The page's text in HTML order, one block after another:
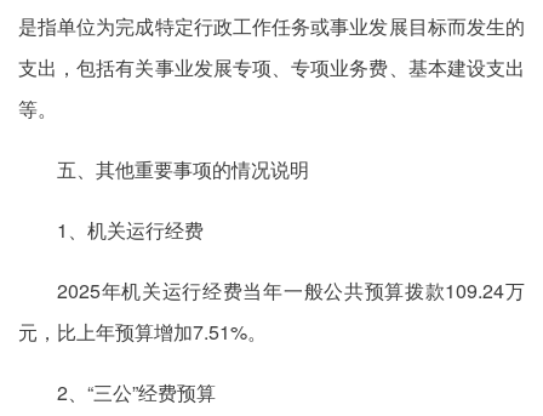
是指单位为完成特定行政工作任务或事业发展目标而发生的
支出，包括有关事业发展专项、专项业务费、基本建设支出
等。
五、其他重要事项的情况说明
1、机关运行经费
2025年机关运行经费当年一般公共预算拨款109.24万
元，比上年预算增加7.51%。
2、“三公”经费预算